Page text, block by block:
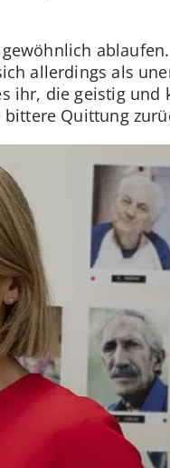
allerdings als
ihr, die geistig
Quittung